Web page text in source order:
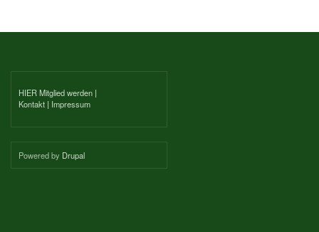
HIER Mitglied werden |
Kontakt | Impressum
Powered by Drupal